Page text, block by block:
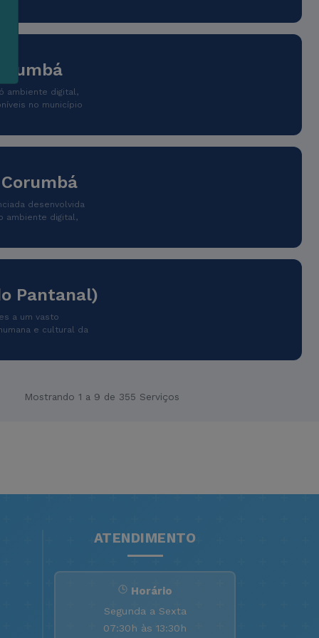
ambiente digital,
no município
desenvolvida
ambiente digital,
Pantanal)
a um vasto
e cultural da
Mostrando 1 a 9 de 355 Serviços
ATENDIMENTO
Horário
Segunda a Sexta
07:30h às 13:30h